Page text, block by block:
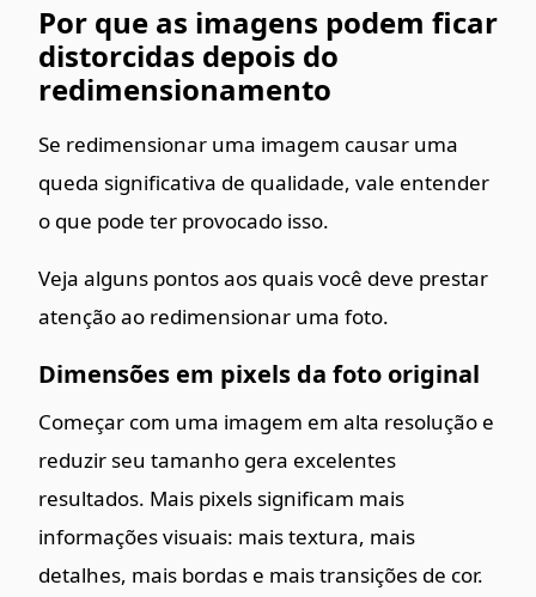
Por que as imagens podem ficar
distorcidas depois do
redimensionamento
Se redimensionar uma imagem causar uma
queda significativa de qualidade, vale entender
o que pode ter provocado isso.
Veja alguns pontos aos quais você deve prestar
atenção ao redimensionar uma foto.
Dimensões em pixels da foto original
Começar com uma imagem em alta resolução e
reduzir seu tamanho gera excelentes
resultados. Mais pixels significam mais
informações visuais: mais textura, mais
detalhes, mais bordas e mais transições de cor.